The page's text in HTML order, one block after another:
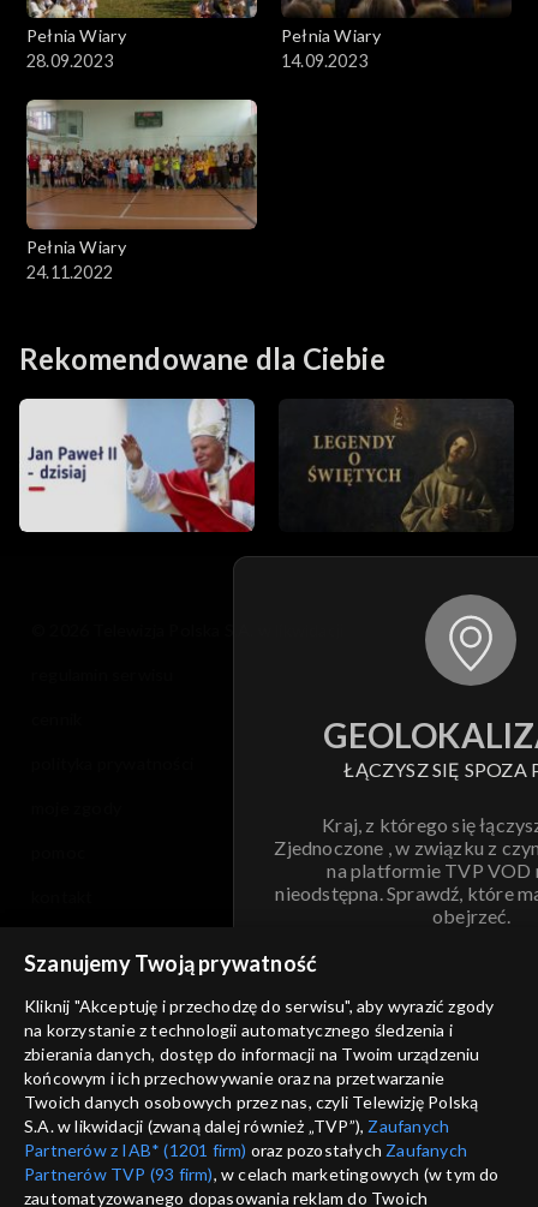
Pełnia Wiary
28.09.2023
Pełnia Wiary
14.09.2023
Pełnia Wiary
24.11.2022
Rekomendowane dla Ciebie
ŁĄCZYSZ SIĘ SPOZA
Kraj, z którego się
Zjednoczone , w związku z
na platformie TVP VOD
nieodstępna. Sprawdź, które
obejrzeć.
ANULUJ
informacje o dostawcy usług
Szanujemy Twoją prywatność
Kliknij "Akceptuję i przechodzę do serwisu", aby wyrazić zgody
na korzystanie z technologii automatycznego śledzenia i
zbierania danych, dostęp do informacji na Twoim urządzeniu
końcowym i ich przechowywanie oraz na przetwarzanie
Twoich danych osobowych przez nas, czyli Telewizję Polską
S.A. w likwidacji (zwaną dalej również „TVP”), Zaufanych
Partnerów z IAB* (1201 firm) oraz pozostałych Zaufanych
Partnerów TVP (93 firm), w celach marketingowych (w tym do
zautomatyzowanego dopasowania reklam do Twoich